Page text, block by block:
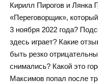
Кирилл Пирогов и Лянка
«Переговорщик»,
3 ноября 2022 года?
здесь играет? Какие
быть резко
снимались? Какой это
Максимов попал после